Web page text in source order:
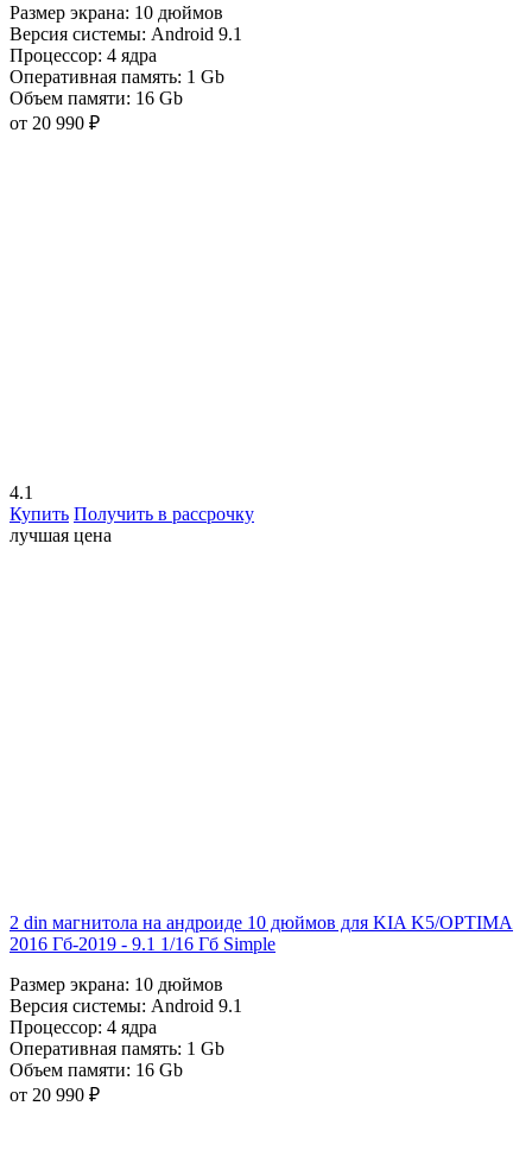
Размер экрана: 10 дюймов
Версия системы: Android 9.1
Процессор: 4 ядра
Оперативная память: 1 Gb
Объем памяти: 16 Gb
от 20 990 ₽
4.1
Купить Получить в рассрочку
лучшая цена
2 din магнитола на андроиде 10 дюймов для KIA K5/OPTIMA
2016 Гб-2019 - 9.1 1/16 Гб Simple
Размер экрана: 10 дюймов
Версия системы: Android 9.1
Процессор: 4 ядра
Оперативная память: 1 Gb
Объем памяти: 16 Gb
от 20 990 ₽